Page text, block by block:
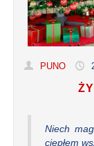
PUNO
Niech
ciepłem